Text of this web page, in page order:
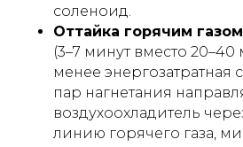
соленоид.
Оттайка горячим газом
(3–7 минут вместо
менее энергозатратная
пар нагнетания
воздухоохладитель
линию горячего газа,